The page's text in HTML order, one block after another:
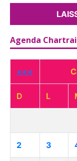
Agenda
<<<
D L
2 3